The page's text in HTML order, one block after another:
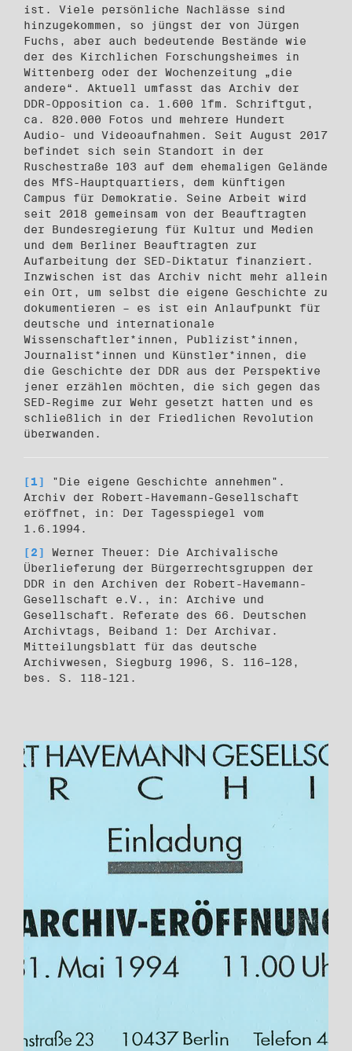
ist. Viele persönliche Nachlässe sind
hinzugekommen, so jüngst der von Jürgen
Fuchs, aber auch bedeutende Bestände wie
der des Kirchlichen Forschungsheimes in
Wittenberg oder der Wochenzeitung „die
andere“. Aktuell umfasst das Archiv der
DDR-Opposition ca. 1.600 lfm. Schriftgut,
ca. 820.000 Fotos und mehrere Hundert
Audio- und Videoaufnahmen. Seit August 2017
befindet sich sein Standort in der
Ruschestraße 103 auf dem ehemaligen Gelände
des MfS-Hauptquartiers, dem künftigen
Campus für Demokratie. Seine Arbeit wird
seit 2018 gemeinsam von der Beauftragten
der Bundesregierung für Kultur und Medien
und dem Berliner Beauftragten zur
Aufarbeitung der SED-Diktatur finanziert.
Inzwischen ist das Archiv nicht mehr allein
ein Ort, um selbst die eigene Geschichte zu
dokumentieren – es ist ein Anlaufpunkt für
deutsche und internationale
Wissenschaftler*innen, Publizist*innen,
Journalist*innen und Künstler*innen, die
die Geschichte der DDR aus der Perspektive
jener erzählen möchten, die sich gegen das
SED-Regime zur Wehr gesetzt hatten und es
schließlich in der Friedlichen Revolution
überwanden.
[1]
"Die eigene Geschichte annehmen".
Archiv der Robert-Havemann-Gesellschaft
eröffnet, in: Der Tagesspiegel vom
1.6.1994.
[2]
Werner Theuer: Die Archivalische
Überlieferung der Bürgerrechtsgruppen der
DDR in den Archiven der Robert-Havemann-
Gesellschaft e.V., in: Archive und
Gesellschaft. Referate des 66. Deutschen
Archivtags, Beiband 1: Der Archivar.
Mitteilungsblatt für das deutsche
Archivwesen, Siegburg 1996, S. 116–128,
bes. S. 118-121.